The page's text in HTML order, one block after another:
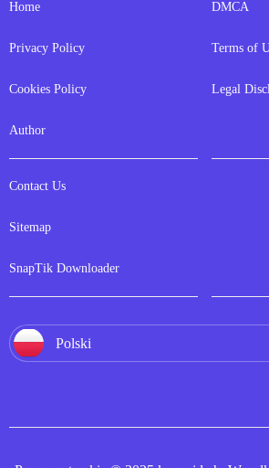
Home
Privacy Policy
Cookies Policy
Author
DMCA
Terms of
Legal
Contact Us
Sitemap
SnapTik Downloader
Polski